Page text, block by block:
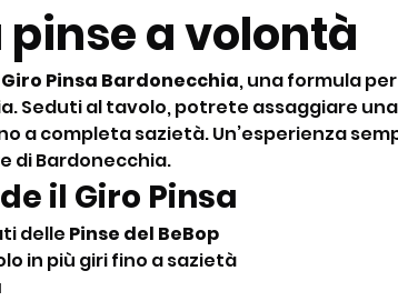
a volontà
Giro Pinsa Bardonecchia, una formula
Seduti al tavolo, potrete assaggiare una
a completa sazietà. Un’esperienza
di Bardonecchia.
il Giro Pinsa
delle Pinse del BeBop
in più giri fino a sazietà